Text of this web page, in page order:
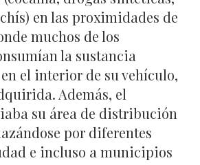
en las proximidades de
muchos de los
la sustancia
el interior de su vehículo,
Además, el
su área de distribución
por diferentes
e incluso a municipios